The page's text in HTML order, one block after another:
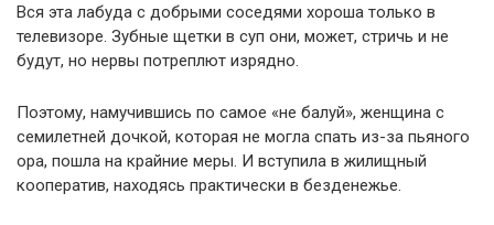
Вся эта лабуда с добрыми соседями хороша только в
телевизоре. Зубные щетки в суп они, может, стричь и не
будут, но нервы потреплют изрядно.
Поэтому, намучившись по самое «не балуй», женщина с
семилетней дочкой, которая не могла спать из-за пьяного
ора, пошла на крайние меры. И вступила в жилищный
кооператив, находясь практически в безденежье.